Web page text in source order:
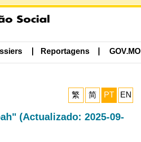
Reportagens GOV.MO
繁 简 PT EN
(Actualizado: 2025-09-